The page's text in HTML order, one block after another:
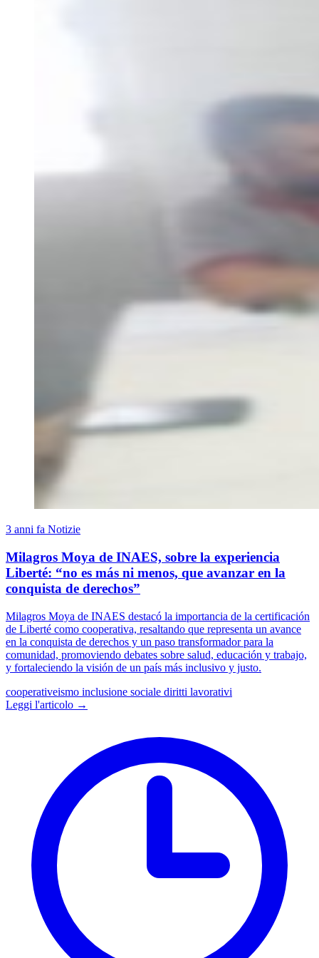
3 anni fa Notizie
Milagros Moya de INAES, sobre la experiencia
Liberté: “no es más ni menos, que avanzar en la
conquista de derechos”
Milagros Moya de INAES destacó la importancia de la certificación
de Liberté como cooperativa, resaltando que representa un avance
en la conquista de derechos y un paso transformador para la
comunidad, promoviendo debates sobre salud, educación y trabajo,
y fortaleciendo la visión de un país más inclusivo y justo.
cooperativeismo inclusione sociale diritti lavorativi
Leggi l'articolo →